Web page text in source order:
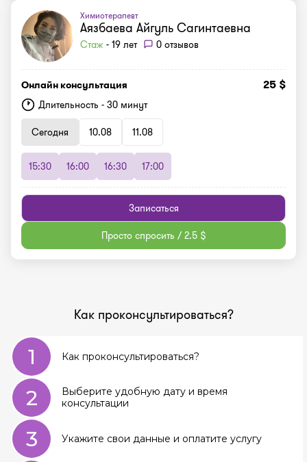
Химиотерапевт
Аязбаева Айгуль Сагинтаевна
Стаж - 19 лет 0 отзывов
Онлайн консультация 25 $
Длительность - 30 минут
Сегодня
10.08 11.08
15:30 16:00 16:30 17:00
Записаться
Просто спросить / 2.5 $
Как проконсультироваться?
1 Как проконсультироваться?
2
Выберите удобную дату и время
консультации
3 Укажите свои данные и оплатите услугу